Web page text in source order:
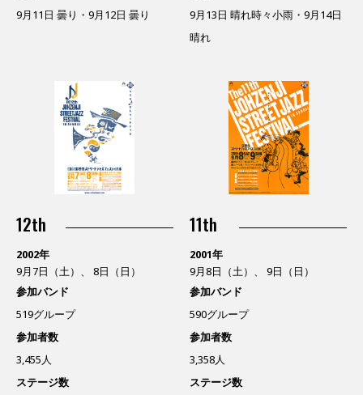
9月11日 曇り・9月12日 曇り
9月13日 晴れ時々小雨・9月14日
晴れ
12th
2002年
9月7日（土）、 8日（日）
参加バンド
519グループ
参加者数
3,455人
ステージ数
11th
2001年
9月8日（土）、 9日（日）
参加バンド
590グループ
参加者数
3,358人
ステージ数